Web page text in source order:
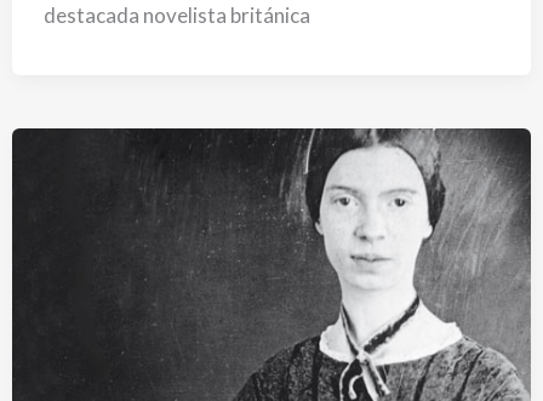
destacada novelista británica